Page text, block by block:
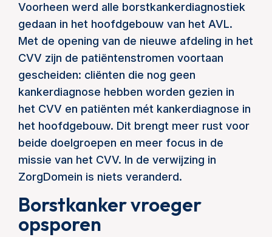
Voorheen werd alle borstkankerdiagnostiek
gedaan in het hoofdgebouw van het AVL.
Met de opening van de nieuwe afdeling in het
CVV zijn de patiëntenstromen voortaan
gescheiden: cliënten die nog geen
kankerdiagnose hebben worden gezien in
het CVV en patiënten mét kankerdiagnose in
het hoofdgebouw. Dit brengt meer rust voor
beide doelgroepen en meer focus in de
missie van het CVV. In de verwijzing in
ZorgDomein is niets veranderd.
Borstkanker vroeger
opsporen